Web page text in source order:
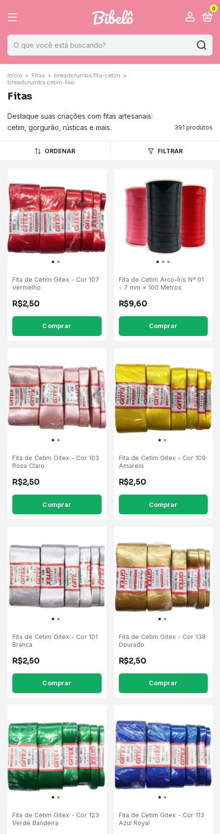
0
Início > Fitas > breadcrumbs.fita-cetim >
breadcrumbs.cetim-liso
Fitas
Destaque suas criações com fitas artesanais:
cetim, gorgurão, rústicas e mais.
391 produtos
ORDENAR FILTRAR
Fita de Cetim Gitex - Cor 107
Vermelho
R$2,50
Comprar
Fita de Cetim Arco-Íris Nº 01
- 7 mm × 100 Metros
R$9,60
Comprar
Fita de Cetim Gitex - Cor 103
Rosa Claro
R$2,50
Comprar
Fita de Cetim Gitex - Cor 109
Amarelo
R$2,50
Comprar
Fita de Cetim Gitex - Cor 101
Branca
R$2,50
Comprar
Fita de Cetim Gitex - Cor 138
Dourado
R$2,50
Comprar
Fita de Cetim Gitex - Cor 123
Verde Bandeira
Fita de Cetim Gitex - Cor 113
Azul Royal